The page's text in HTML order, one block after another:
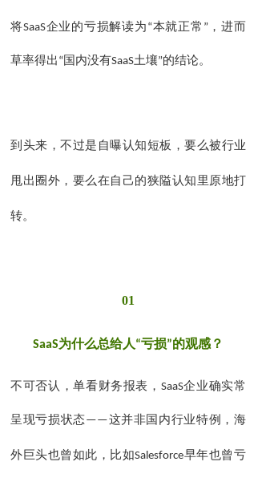
将SaaS企业的亏损解读为 “本就正常 ”，进而
草率得出 “ 国内没有 SaaS土壤”的结论。
到头来，不过是 自曝认知短板，要么被行业
甩出圈外 ，要么在自己的 狭隘认知里原地打
转。
01
SaaS为什么总给人“亏损”的观感？
不可否认，单看财务报表， SaaS企业确实常
呈现亏损状态 ——这并非国内行业特例，海
外巨头也曾如此，比如Salesforce早年也曾亏